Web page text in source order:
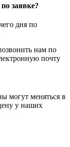
заявке?
дня по
нам по
почту
могут меняться в
у наших